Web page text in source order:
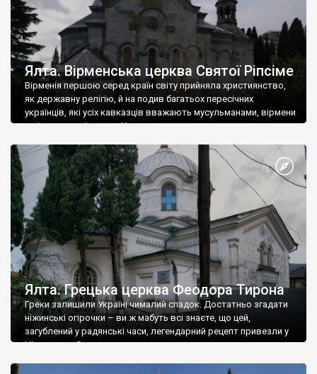
Ялта. Вірменська церква Святої Ріпсіме
Вірменія першою серед країн світу прийняла християнство,
як державну релігію, й на подив багатьох пересічних
українців, які усіх кавказців вважають мусульманами, вірмени
є відданими вірянами Христа
Ялта. Грецька церква Феодора Тирона
Греки залишили Україні чималий спадок. Достатньо згадати
ніжинські огірочки – ви ж мабуть всі знаєте, що цей,
загублений у радянські часи, легендарний рецепт привезли у
Ніжин греки?